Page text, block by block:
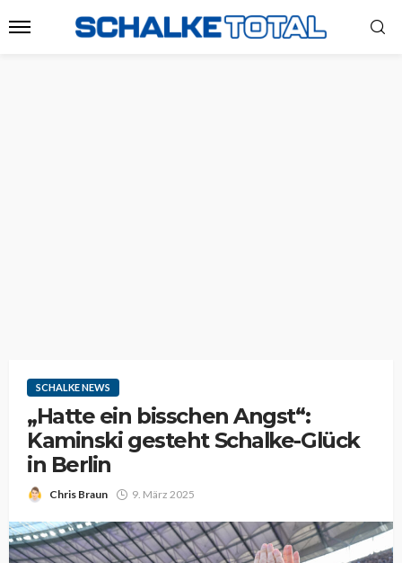
SCHALKE NEWS
„Hatte ein bisschen Angst“:
Kaminski gesteht Schalke-Glück
in Berlin
Chris Braun 9. März 2025